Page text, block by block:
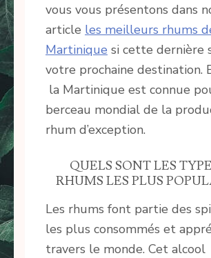
vous vous présentons dans
article les meilleurs rhums
Martinique si cette dernière
votre prochaine destination.
la Martinique est connue
berceau mondial de la
rhum d’exception.
QUELS SONT LES
RHUMS LES PLUS
Les rhums font partie des
les plus consommés et
travers le monde. Cet alcool